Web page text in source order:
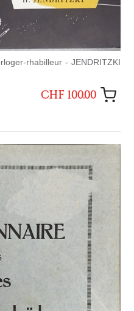
rhabilleur - JENDRITZKI
CHF 100.00